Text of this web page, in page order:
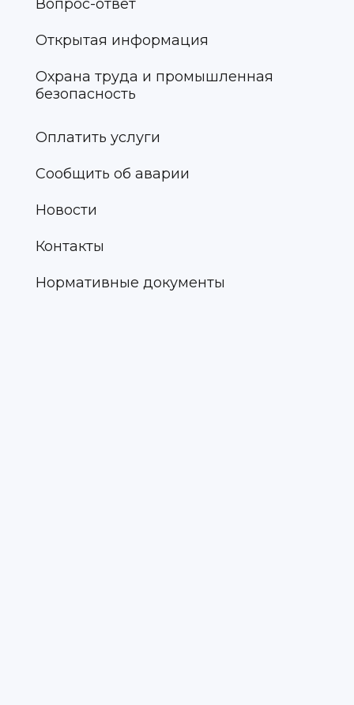
Вопрос-ответ
Открытая информация
Охрана труда и промышленная
безопасность
Оплатить услуги
Сообщить об аварии
Новости
Контакты
Нормативные документы